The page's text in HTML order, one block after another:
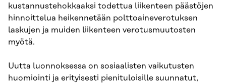
kustannustehokkaaksi todettua liikenteen päästöjen
hinnoittelua heikennetään polttoaineverotuksen
laskujen ja muiden liikenteen verotusmuutosten
myötä.
Uutta luonnoksessa on sosiaalisten vaikutusten
huomiointi ja erityisesti pienituloisille suunnatut,